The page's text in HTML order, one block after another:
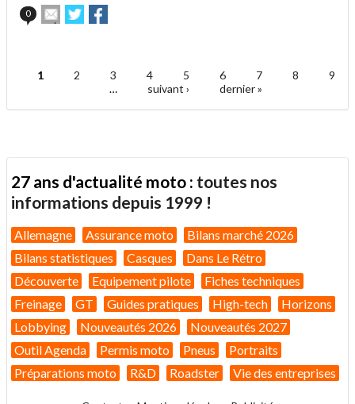
0
Envoyer
cet
ami
Partager
sur sur
Pages
1 2 3 4 5 6 7 8
9
…
suivant › dernier »
27 ans d'actualité moto : toutes nos
informations depuis 1999 !
Allemagne Assurance moto
Bilans marché 2026
Bilans statistiques
Casques
Dans Le Rétro
Découverte
Equipement pilote
Fiches techniques
Freinage
GT Guides pratiques High-tech
Horizons
Lobbying
Nouveautés 2026
Nouveautés 2027
Outil Agenda
Permis moto Pneus
Portraits
Préparations moto
R&D Roadster Vie des entreprises